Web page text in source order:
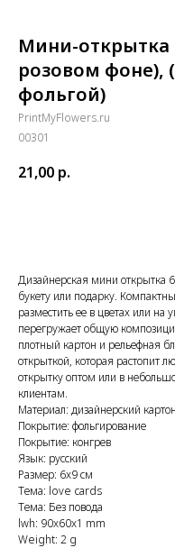
Мини-открытка
розовом фоне),
фольгой)
PrintMyFlowers.ru
00301
21,00 р.
Дизайнерская мини открытка
букету или подарку.
разместить ее в цветах или
перегружает общую
плотный картон и рельефная
открыткой, которая растопит
открытку оптом или в
клиентам.
Материал: дизайнерский картон
Покрытие: фольгирование
Покрытие: конгрев
Язык: русский
Размер: 6x9 см
Тема: love cards
Тема: Без повода
lwh: 90x60x1 mm
Weight: 2 g